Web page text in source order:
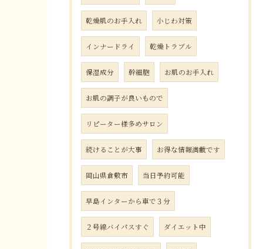
乾燥肌のお手入れ 小じわ対策
インナードライ 乾燥トラブル
保湿成分 幹細胞 お肌のお手入れ
お肌の調子が良いもので
リピーター様多めサロン
続けることが大事 お得な情報満載です
岡山県倉敷市 当日予約可能
早島インターから車で３分
２号線バイパスすぐ ダイエット中